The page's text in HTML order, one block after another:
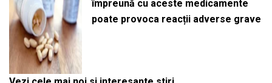
împreună cu aceste medicamente
poate provoca reacții adverse grave